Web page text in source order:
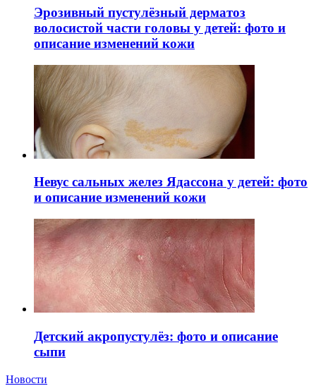
Эрозивный пустулёзный дерматоз
волосистой части головы у детей: фото и
описание изменений кожи
Невус сальных желез Ядассона у детей: фото
и описание изменений кожи
Детский акропустулёз: фото и описание
сыпи
Новости